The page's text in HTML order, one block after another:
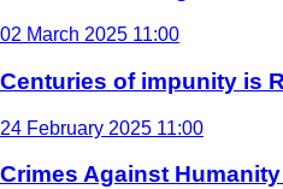
02 March 2025 11:00
Centuries of impunity is
24 February 2025 11:00
Crimes Against